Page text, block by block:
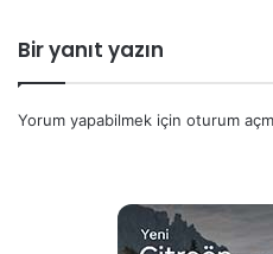
Bir yanıt yazın
Yorum yapabilmek için oturum